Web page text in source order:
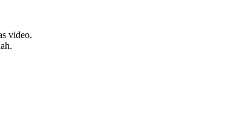
video.